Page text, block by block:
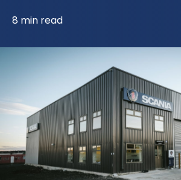
8 min read